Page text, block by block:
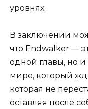
уровнях.
В заключении
что Endwalker —
одной главы, но и
мире, который
которая не
оставляя после